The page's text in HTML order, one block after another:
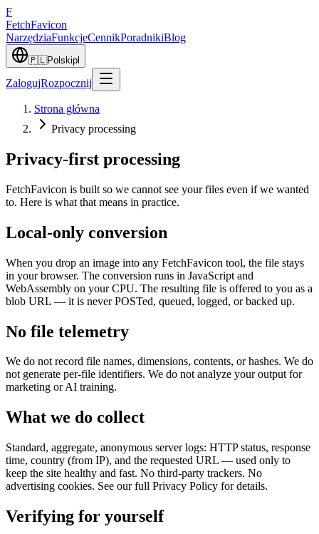
F
FetchFavicon
NarzędziaFunkcjeCennikPoradnikiBlog
🇵🇱Polskipl
ZalogujRozpocznij
Strona główna
Privacy processing
Privacy-first processing
FetchFavicon is built so we cannot see your files even if we wanted
to. Here is what that means in practice.
Local-only conversion
When you drop an image into any FetchFavicon tool, the file stays
in your browser. The conversion runs in JavaScript and
WebAssembly on your CPU. The resulting file is offered to you as a
blob URL — it is never POSTed, queued, logged, or backed up.
No file telemetry
We do not record file names, dimensions, contents, or hashes. We do
not generate per-file identifiers. We do not analyze your output for
marketing or AI training.
What we do collect
Standard, aggregate, anonymous server logs: HTTP status, response
time, country (from IP), and the requested URL — used only to
keep the site healthy and fast. No third-party trackers. No
advertising cookies. See our full Privacy Policy for details.
Verifying for yourself